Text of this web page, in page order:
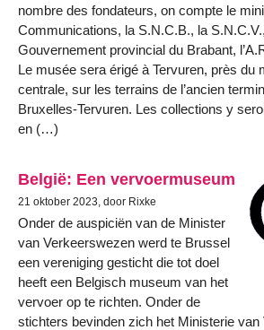
nombre des fondateurs, on compte le
Communications, la S.N.C.B., la
Gouvernement provincial du Brabant,
Le musée sera érigé à Tervuren, près du
centrale, sur les terrains de l’ancien
Bruxelles-Tervuren. Les collections y
en (…)
België: Een vervoermuseum
21 oktober 2023, door Rixke
Onder de auspiciën van de Minister
van Verkeerswezen werd te Brussel
een vereniging gesticht die tot doel
heeft een Belgisch museum van het
vervoer op te richten. Onder de
stichters bevinden zich het Ministerie